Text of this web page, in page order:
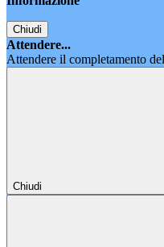
Chiudi
Attendere...
Attendere il completamento
Chiudi